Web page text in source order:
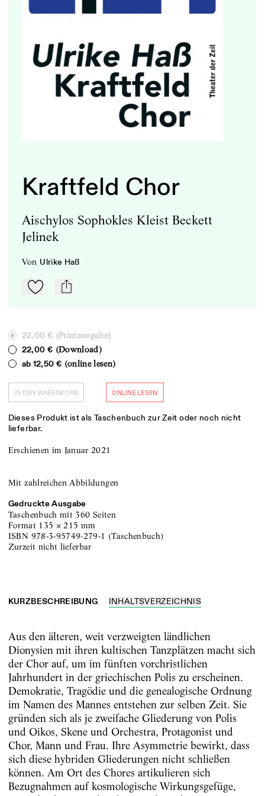
Kraftfeld Chor
Aischylos Sophokles Kleist Beckett
Jelinek
von Ulrike Haß
Zu Mein-TdZ hinzufügen
mail
22,00 € (Printausgabe)
22,00 € (Download)
ab 12,50 € (online lesen)
IN DEN WARENKORB ONLINE LESEN
Dieses Produkt ist als Taschenbuch zur Zeit oder noch nicht
lieferbar.
Erschienen im Januar 2021
Mit zahlreichen Abbildungen
Gedruckte Ausgabe
Taschenbuch mit 360 Seiten
Format 135 ×215 mm
ISBN 978-3-95749-279-1 (Taschenbuch)
zurzeit nicht lieferbar
KURZBESCHREIBUNG INHALTSVERZEICHNIS
Aus den älteren, weit verzweigten ländlichen
Dionysien mit ihren kultischen Tanzplätzen macht sich
der Chor auf, um im fünften vorchristlichen
Jahrhundert in der griechischen Polis zu erscheinen.
Demokratie, Tragödie und die genealogische Ordnung
im Namen des Mannes entstehen zur selben Zeit. Sie
gründen sich als je zweifache Gliederung von Polis
und Oikos, Skene und Orchestra, Protagonist und
Chor, Mann und Frau. Ihre Asymmetrie bewirkt, dass
sich diese hybriden Gliederungen nicht schließen
können. Am Ort des Chores artikulieren sich
Bezugnahmen auf kosmologische Wirkungsgefüge,